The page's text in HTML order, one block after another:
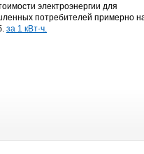
электроэнергии для
потребителей примерно
за 1 кВт·ч.